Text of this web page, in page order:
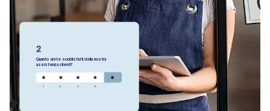
Quanto siete soddisfatti della nostra
assistenza clienti?